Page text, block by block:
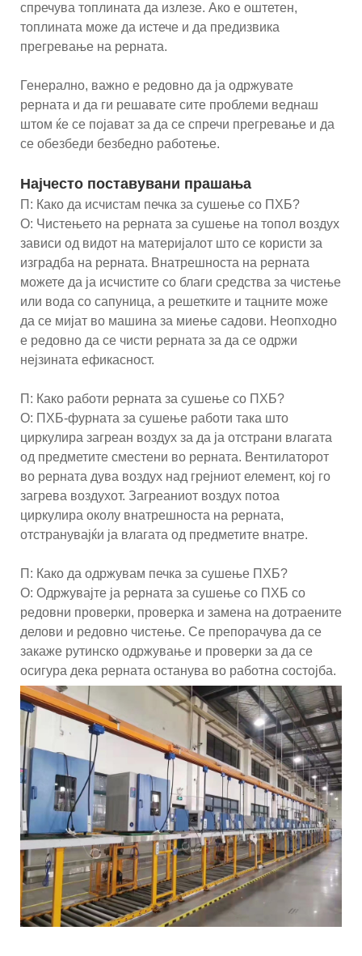
спречува топлината да излезе. Ако е оштетен,
топлината може да истече и да предизвика
прегревање на рерната.
Генерално, важно е редовно да ја одржувате
рерната и да ги решавате сите проблеми веднаш
штом ќе се појават за да се спречи прегревање и да
се обезбеди безбедно работење.
Најчесто поставувани прашања
П: Како да исчистам печка за сушење со ПХБ?
О: Чистењето на рерната за сушење на топол воздух
зависи од видот на материјалот што се користи за
изградба на рерната. Внатрешноста на рерната
можете да ја исчистите со благи средства за чистење
или вода со сапуница, а решетките и тацните може
да се мијат во машина за миење садови. Неопходно
е редовно да се чисти рерната за да се одржи
нејзината ефикасност.
П: Како работи рерната за сушење со ПХБ?
О: ПХБ-фурната за сушење работи така што
циркулира загреан воздух за да ја отстрани влагата
од предметите сместени во рерната. Вентилаторот
во рерната дува воздух над грејниот елемент, кој го
загрева воздухот. Загреаниот воздух потоа
циркулира околу внатрешноста на рерната,
отстранувајќи ја влагата од предметите внатре.
П: Како да одржувам печка за сушење ПХБ?
О: Одржувајте ја рерната за сушење со ПХБ со
редовни проверки, проверка и замена на дотраените
делови и редовно чистење. Се препорачува да се
закаже рутинско одржување и проверки за да се
осигура дека рерната останува во работна состојба.